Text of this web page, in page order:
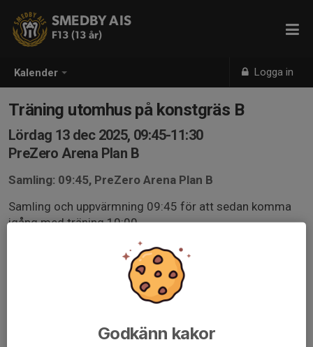
Kalender Logga in
SMEDBY AIS
F13 (13 år)
Träning utomhus på konstgräs B
Lördag 13 dec 2025, 09:45-11:30
PreZero Arena Plan B
Samling: 09:45, PreZero Arena Plan B
Samling och uppvärmning 09:45 för att sedan komma
igång med träning 10:00
Toabesök avklarade innan samt fylld vattenflaska
Kläder efter väder, ex mössa, vantar.
Godkänn kakor